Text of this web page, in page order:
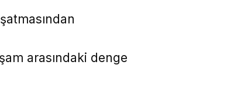
arasındaki denge